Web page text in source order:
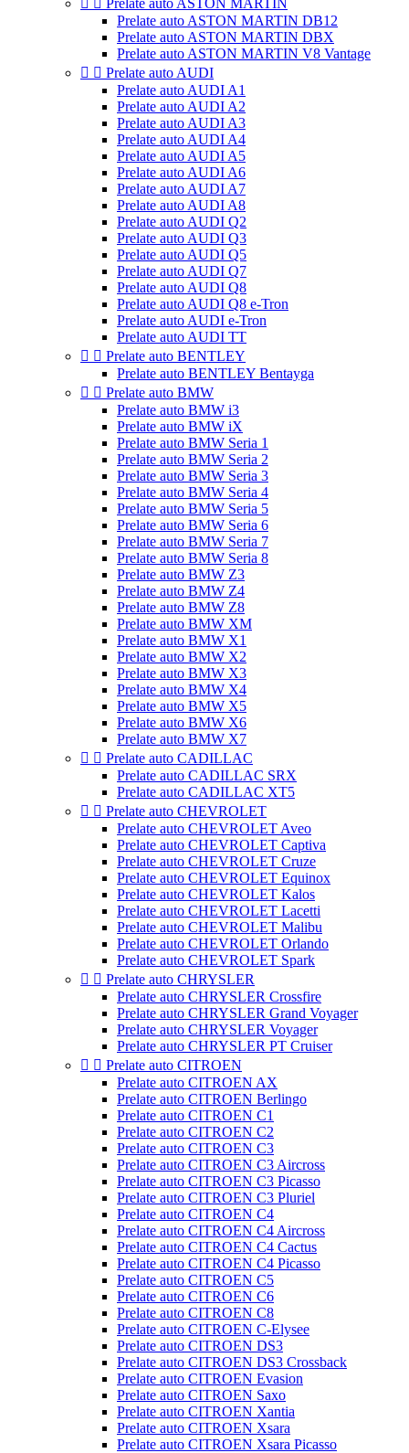
  Prelate auto ASTON MARTIN
Prelate auto ASTON MARTIN DB12
Prelate auto ASTON MARTIN DBX
Prelate auto ASTON MARTIN V8 Vantage
  Prelate auto AUDI
Prelate auto AUDI A1
Prelate auto AUDI A2
Prelate auto AUDI A3
Prelate auto AUDI A4
Prelate auto AUDI A5
Prelate auto AUDI A6
Prelate auto AUDI A7
Prelate auto AUDI A8
Prelate auto AUDI Q2
Prelate auto AUDI Q3
Prelate auto AUDI Q5
Prelate auto AUDI Q7
Prelate auto AUDI Q8
Prelate auto AUDI Q8 e-Tron
Prelate auto AUDI e-Tron
Prelate auto AUDI TT
  Prelate auto BENTLEY
Prelate auto BENTLEY Bentayga
  Prelate auto BMW
Prelate auto BMW i3
Prelate auto BMW iX
Prelate auto BMW Seria 1
Prelate auto BMW Seria 2
Prelate auto BMW Seria 3
Prelate auto BMW Seria 4
Prelate auto BMW Seria 5
Prelate auto BMW Seria 6
Prelate auto BMW Seria 7
Prelate auto BMW Seria 8
Prelate auto BMW Z3
Prelate auto BMW Z4
Prelate auto BMW Z8
Prelate auto BMW XM
Prelate auto BMW X1
Prelate auto BMW X2
Prelate auto BMW X3
Prelate auto BMW X4
Prelate auto BMW X5
Prelate auto BMW X6
Prelate auto BMW X7
  Prelate auto CADILLAC
Prelate auto CADILLAC SRX
Prelate auto CADILLAC XT5
  Prelate auto CHEVROLET
Prelate auto CHEVROLET Aveo
Prelate auto CHEVROLET Captiva
Prelate auto CHEVROLET Cruze
Prelate auto CHEVROLET Equinox
Prelate auto CHEVROLET Kalos
Prelate auto CHEVROLET Lacetti
Prelate auto CHEVROLET Malibu
Prelate auto CHEVROLET Orlando
Prelate auto CHEVROLET Spark
  Prelate auto CHRYSLER
Prelate auto CHRYSLER Crossfire
Prelate auto CHRYSLER Grand Voyager
Prelate auto CHRYSLER Voyager
Prelate auto CHRYSLER PT Cruiser
  Prelate auto CITROEN
Prelate auto CITROEN AX
Prelate auto CITROEN Berlingo
Prelate auto CITROEN C1
Prelate auto CITROEN C2
Prelate auto CITROEN C3
Prelate auto CITROEN C3 Aircross
Prelate auto CITROEN C3 Picasso
Prelate auto CITROEN C3 Pluriel
Prelate auto CITROEN C4
Prelate auto CITROEN C4 Aircross
Prelate auto CITROEN C4 Cactus
Prelate auto CITROEN C4 Picasso
Prelate auto CITROEN C5
Prelate auto CITROEN C6
Prelate auto CITROEN C8
Prelate auto CITROEN C-Elysee
Prelate auto CITROEN DS3
Prelate auto CITROEN DS3 Crossback
Prelate auto CITROEN Evasion
Prelate auto CITROEN Saxo
Prelate auto CITROEN Xantia
Prelate auto CITROEN Xsara
Prelate auto CITROEN Xsara Picasso